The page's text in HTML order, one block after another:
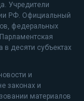
Учредители
РФ. Официальный
федеральных
в десяти субъектах
и
законах и
материалов